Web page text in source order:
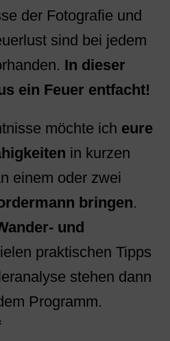
der Fotografie und
sind bei jedem
In dieser
ein Feuer entfacht!
möchte ich eure
in kurzen
einem oder zwei
bringen.
und
praktischen Tipps
stehen dann
Programm.